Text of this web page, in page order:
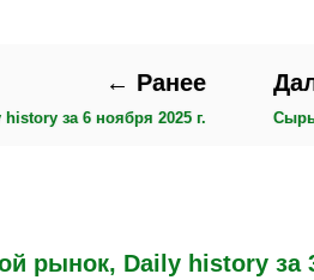
← Ранее
за 6 ноября 2025 г.
рынок, Daily history за